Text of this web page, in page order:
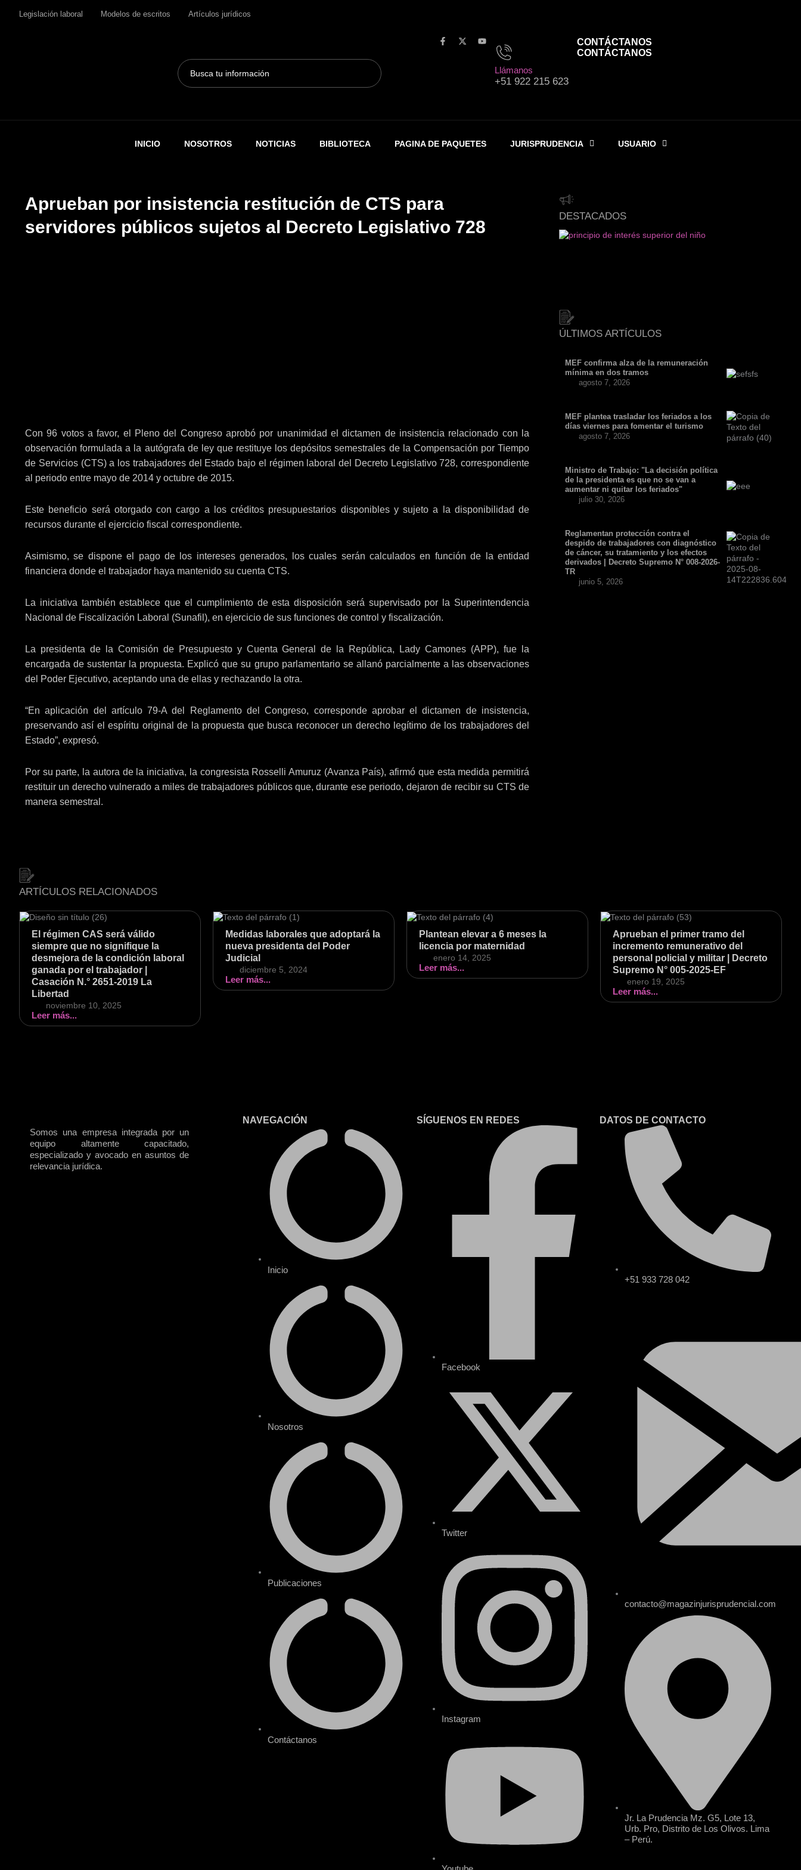
Legislación laboral Modelos de escritos Artículos jurídicos
Search
...
F
X
Y
Llámanos
+51 922 215 623
CONTÁCTANOS
CONTÁCTANOS
INICIO NOSOTROS NOTICIAS BIBLIOTECA PAGINA DE PAQUETES JURISPRUDENCIA USUARIO
Aprueban por insistencia restitución de CTS para
servidores públicos sujetos al Decreto Legislativo 728
Con 96 votos a favor, el Pleno del Congreso aprobó por unanimidad el dictamen de insistencia relacionado con la
observación formulada a la autógrafa de ley que restituye los depósitos semestrales de la Compensación por Tiempo
de Servicios (CTS) a los trabajadores del Estado bajo el régimen laboral del Decreto Legislativo 728, correspondiente
al periodo entre mayo de 2014 y octubre de 2015.
Este beneficio será otorgado con cargo a los créditos presupuestarios disponibles y sujeto a la disponibilidad de
recursos durante el ejercicio fiscal correspondiente.
Asimismo, se dispone el pago de los intereses generados, los cuales serán calculados en función de la entidad
financiera donde el trabajador haya mantenido su cuenta CTS.
La iniciativa también establece que el cumplimiento de esta disposición será supervisado por la Superintendencia
Nacional de Fiscalización Laboral (Sunafil), en ejercicio de sus funciones de control y fiscalización.
La presidenta de la Comisión de Presupuesto y Cuenta General de la República, Lady Camones (APP), fue la
encargada de sustentar la propuesta. Explicó que su grupo parlamentario se allanó parcialmente a las observaciones
del Poder Ejecutivo, aceptando una de ellas y rechazando la otra.
“En aplicación del artículo 79-A del Reglamento del Congreso, corresponde aprobar el dictamen de insistencia,
preservando así el espíritu original de la propuesta que busca reconocer un derecho legítimo de los trabajadores del
Estado”, expresó.
Por su parte, la autora de la iniciativa, la congresista Rosselli Amuruz (Avanza País), afirmó que esta medida permitirá
restituir un derecho vulnerado a miles de trabajadores públicos que, durante ese periodo, dejaron de recibir su CTS de
manera semestral.
DESTACADOS
ÚLTIMOS ARTÍCULOS
MEF confirma alza de la remuneración
mínima en dos tramos
agosto 7, 2026
MEF plantea trasladar los feriados a los
días viernes para fomentar el turismo
agosto 7, 2026
Ministro de Trabajo: "La decisión política
de la presidenta es que no se van a
aumentar ni quitar los feriados"
julio 30, 2026
Reglamentan protección contra el
despido de trabajadores con diagnóstico
de cáncer, su tratamiento y los efectos
derivados | Decreto Supremo N° 008-2026-
TR
junio 5, 2026
ARTÍCULOS RELACIONADOS
El régimen CAS será válido
siempre que no signifique la
desmejora de la condición laboral
ganada por el trabajador |
Casación N.° 2651-2019 La
Libertad
noviembre 10, 2025
Leer más...
Medidas laborales que adoptará la
nueva presidenta del Poder
Judicial
diciembre 5, 2024
Leer más...
Plantean elevar a 6 meses la
licencia por maternidad
enero 14, 2025
Leer más...
Aprueban el primer tramo del
incremento remunerativo del
personal policial y militar | Decreto
Supremo N° 005-2025-EF
enero 19, 2025
Leer más...
Somos una empresa integrada por un
equipo altamente capacitado,
especializado y avocado en asuntos de
relevancia jurídica.
NAVEGACIÓN
Inicio
Nosotros
Publicaciones
Contáctanos
SÍGUENOS EN REDES
Facebook
Twitter
Instagram
DATOS DE CONTACTO
+51 933 728 042
contacto@magazinjurisprudencial.com
Jr. La Prudencia Mz. G5, Lote 13,
Urb. Pro, Distrito de Los Olivos. Lima
– Perú.